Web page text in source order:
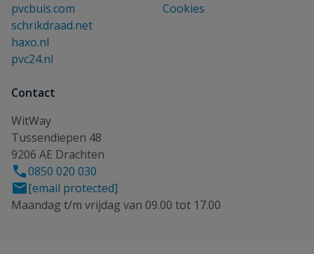
pvcbuis.com
schrikdraad.net
haxo.nl
pvc24.nl
Cookies
Contact
WitWay
Tussendiepen 48
9206 AE Drachten
0850 020 030
[email protected]
Maandag t/m vrijdag van 09.00 tot 17.00